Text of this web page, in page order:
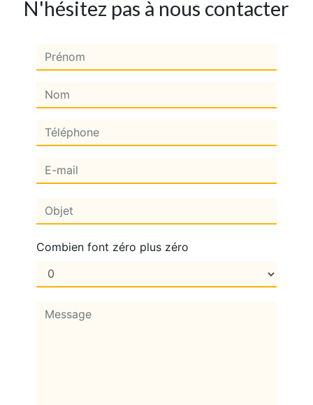
N'hésitez pas à nous contacter
Combien font zéro plus zéro